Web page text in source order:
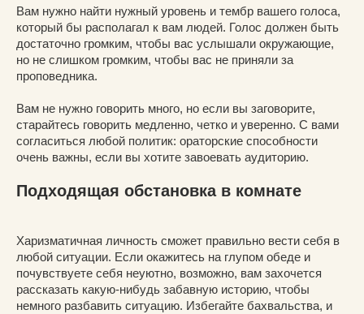
Вам нужно найти нужный уровень и тембр вашего голоса,
который бы располагал к вам людей. Голос должен быть
достаточно громким, чтобы вас услышали окружающие,
но не слишком громким, чтобы вас не приняли за
проповедника.
Вам не нужно говорить много, но если вы заговорите,
старайтесь говорить медленно, четко и уверенно. С вами
согласиться любой политик: ораторские способности
очень важны, если вы хотите завоевать аудиторию.
Подходящая обстановка в комнате
Харизматичная личность сможет правильно вести себя в
любой ситуации. Если окажитесь на глупом обеде и
почувствуете себя неуютно, возможно, вам захочется
рассказать какую-нибудь забавную историю, чтобы
немного разбавить ситуацию. Избегайте бахвальства, и